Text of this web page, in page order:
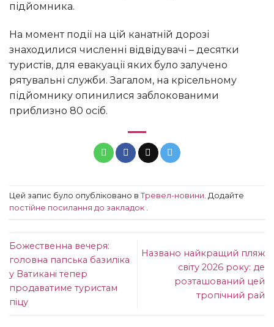
підйомника.
На момент події на цій канатній дорозі
знаходилися численні відвідувачі – десятки
туристів, для евакуації яких було залучено
рятувальні служби. Загалом, на крісельному
підйомнику опинилися заблокованими
приблизно 80 осіб.
Цей запис було опубліковано в Тревел-новини. Додайте
постійне посилання до закладок .
Божественна вечеря:
головна папська базиліка
у Ватикані тепер
продаватиме туристам
піцу
Названо найкращий пляж
світу 2026 року: де
розташований цей
тропічний рай